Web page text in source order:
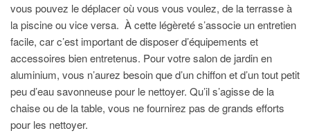
vous pouvez le déplacer où vous vous voulez, de la terrasse à
la piscine ou vice versa. À cette légèreté s’associe un entretien
facile, car c’est important de disposer d’équipements et
accessoires bien entretenus. Pour votre salon de jardin en
aluminium, vous n’aurez besoin que d’un chiffon et d’un tout petit
peu d’eau savonneuse pour le nettoyer. Qu’il s’agisse de la
chaise ou de la table, vous ne fournirez pas de grands efforts
pour les nettoyer.